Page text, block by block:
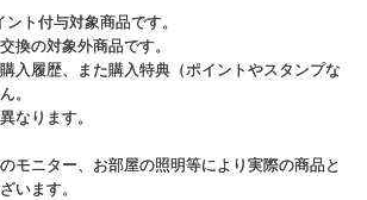
ト付与対象商品です。
換の対象外商品です。
入履歴、また購入特典（ポイントやスタンプな
。
なります。
モニター、お部屋の照明等により実際の商品と
います。